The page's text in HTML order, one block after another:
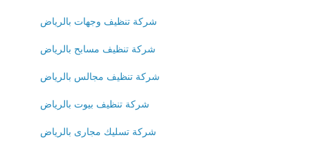
شركة تنظيف وجهات بالرياض
شركة تنظيف مسابح بالرياض
شركة تنظيف مجالس بالرياض
شركة تنظيف بيوت بالرياض
شركة تسليك مجارى بالرياض